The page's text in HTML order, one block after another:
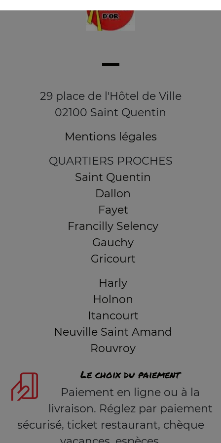
29 place de l'Hôtel de Ville
02100 Saint Quentin
Mentions légales
QUARTIERS PROCHES
Saint Quentin
Dallon
Fayet
Francilly Selency
Gauchy
Gricourt
Harly
Holnon
Itancourt
Neuville Saint Amand
Rouvroy
Le choix du paiement
Paiement en ligne ou à la
livraison. Réglez par paiement
sécurisé, ticket restaurant, chèque